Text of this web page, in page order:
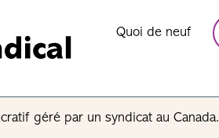
Quoi de neuf
géré par un syndicat au Canada.